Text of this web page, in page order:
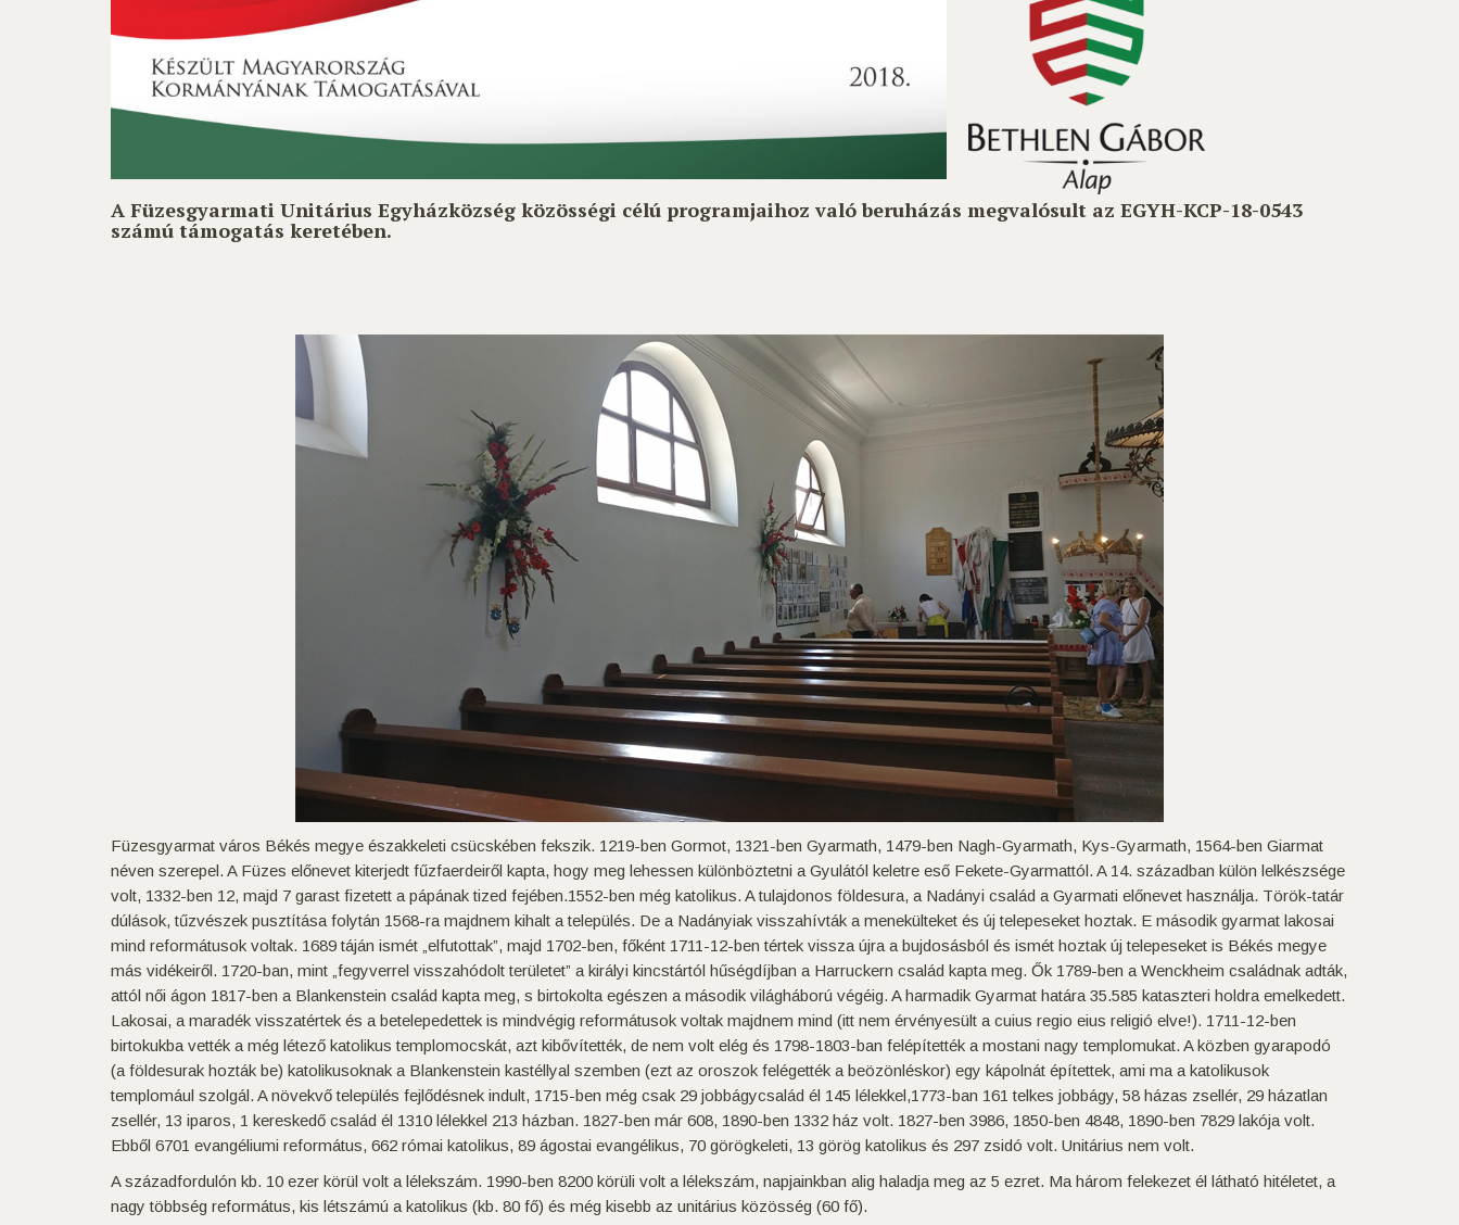
A Füzesgyarmati Unitárius Egyházközség közösségi célú programjaihoz való beruházás megvalósult az EGYH-KCP-18-0543
számú támogatás keretében.
Füzesgyarmat város Békés megye északkeleti csücskében fekszik. 1219-ben Gormot, 1321-ben Gyarmath, 1479-ben Nagh-Gyarmath, Kys-Gyarmath, 1564-ben Giarmat
néven szerepel. A Füzes előnevet kiterjedt fűzfaerdeiről kapta, hogy meg lehessen különböztetni a Gyulától keletre eső Fekete-Gyarmattól. A 14. században külön lelkészsége
volt, 1332-ben 12, majd 7 garast fizetett a pápának tized fejében.1552-ben még katolikus. A tulajdonos földesura, a Nadányi család a Gyarmati előnevet használja. Török-tatár
dúlások, tűzvészek pusztítása folytán 1568-ra majdnem kihalt a település. De a Nadányiak visszahívták a menekülteket és új telepeseket hoztak. E második gyarmat lakosai
mind reformátusok voltak. 1689 táján ismét „elfutottak”, majd 1702-ben, főként 1711-12-ben tértek vissza újra a bujdosásból és ismét hoztak új telepeseket is Békés megye
más vidékeiről. 1720-ban, mint „fegyverrel visszahódolt területet” a királyi kincstártól hűségdíjban a Harruckern család kapta meg. Ők 1789-ben a Wenckheim családnak adták,
attól női ágon 1817-ben a Blankenstein család kapta meg, s birtokolta egészen a második világháború végéig. A harmadik Gyarmat határa 35.585 kataszteri holdra emelkedett.
Lakosai, a maradék visszatértek és a betelepedettek is mindvégig reformátusok voltak majdnem mind (itt nem érvényesült a cuius regio eius religió elve!). 1711-12-ben
birtokukba vették a még létező katolikus templomocskát, azt kibővítették, de nem volt elég és 1798-1803-ban felépítették a mostani nagy templomukat. A közben gyarapodó
(a földesurak hozták be) katolikusoknak a Blankenstein kastéllyal szemben (ezt az oroszok felégették a beözönléskor) egy kápolnát építettek, ami ma a katolikusok
templomául szolgál. A növekvő település fejlődésnek indult, 1715-ben még csak 29 jobbágycsalád él 145 lélekkel,1773-ban 161 telkes jobbágy, 58 házas zsellér, 29 házatlan
zsellér, 13 iparos, 1 kereskedő család él 1310 lélekkel 213 házban. 1827-ben már 608, 1890-ben 1332 ház volt. 1827-ben 3986, 1850-ben 4848, 1890-ben 7829 lakója volt.
Ebből 6701 evangéliumi református, 662 római katolikus, 89 ágostai evangélikus, 70 görögkeleti, 13 görög katolikus és 297 zsidó volt. Unitárius nem volt.
A századfordulón kb. 10 ezer körül volt a lélekszám. 1990-ben 8200 körüli volt a lélekszám, napjainkban alig haladja meg az 5 ezret. Ma három felekezet él látható hitéletet, a
nagy többség református, kis létszámú a katolikus (kb. 80 fő) és még kisebb az unitárius közösség (60 fő).